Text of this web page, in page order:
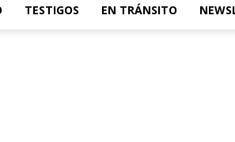
TESTIGOS EN TRÁNSITO